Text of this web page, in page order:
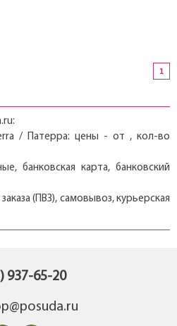
1
/ Патерра: цены - от , кол-во
банковская карта, банковский
(ПВЗ), самовывоз, курьерская
937-65-20